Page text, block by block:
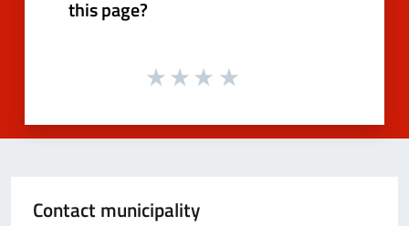
this page?
Contact municipality